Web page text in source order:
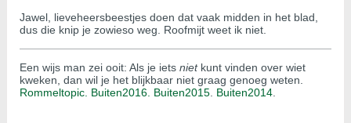
Jawel, lieveheersbeestjes doen dat vaak midden in het blad,
dus die knip je zowieso weg. Roofmijt weet ik niet.
Een wijs man zei ooit: Als je iets nietkunt vinden over wiet
kweken, dan wil je het blijkbaar niet graag genoeg weten.
Rommeltopic. Buiten2016. Buiten2015 Buiten2014